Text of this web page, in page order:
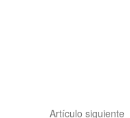
Artículo siguiente